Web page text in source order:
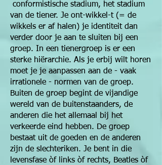
conformistische stadium, het stadium
van de tiener. Je ont-wikkel-t (= de
wikkels er af halen) je identiteit dan
verder door je aan te sluiten bij een
groep. In een tiener­groep is er een
sterke hiërarchie. Als je erbij wilt horen
moet je je aanpas­sen aan de - vaak
irrationele - normen van de groep.
Buiten de groep begint de vijandige
wereld van de buitenstaanders, de
anderen die het allemaal bij het
verkeerde eind hebben. De groep
bestaat uit de goeden en de anderen
zijn de slechteriken. Je bent in die
levensfase òf links òf rechts, Beatles òf